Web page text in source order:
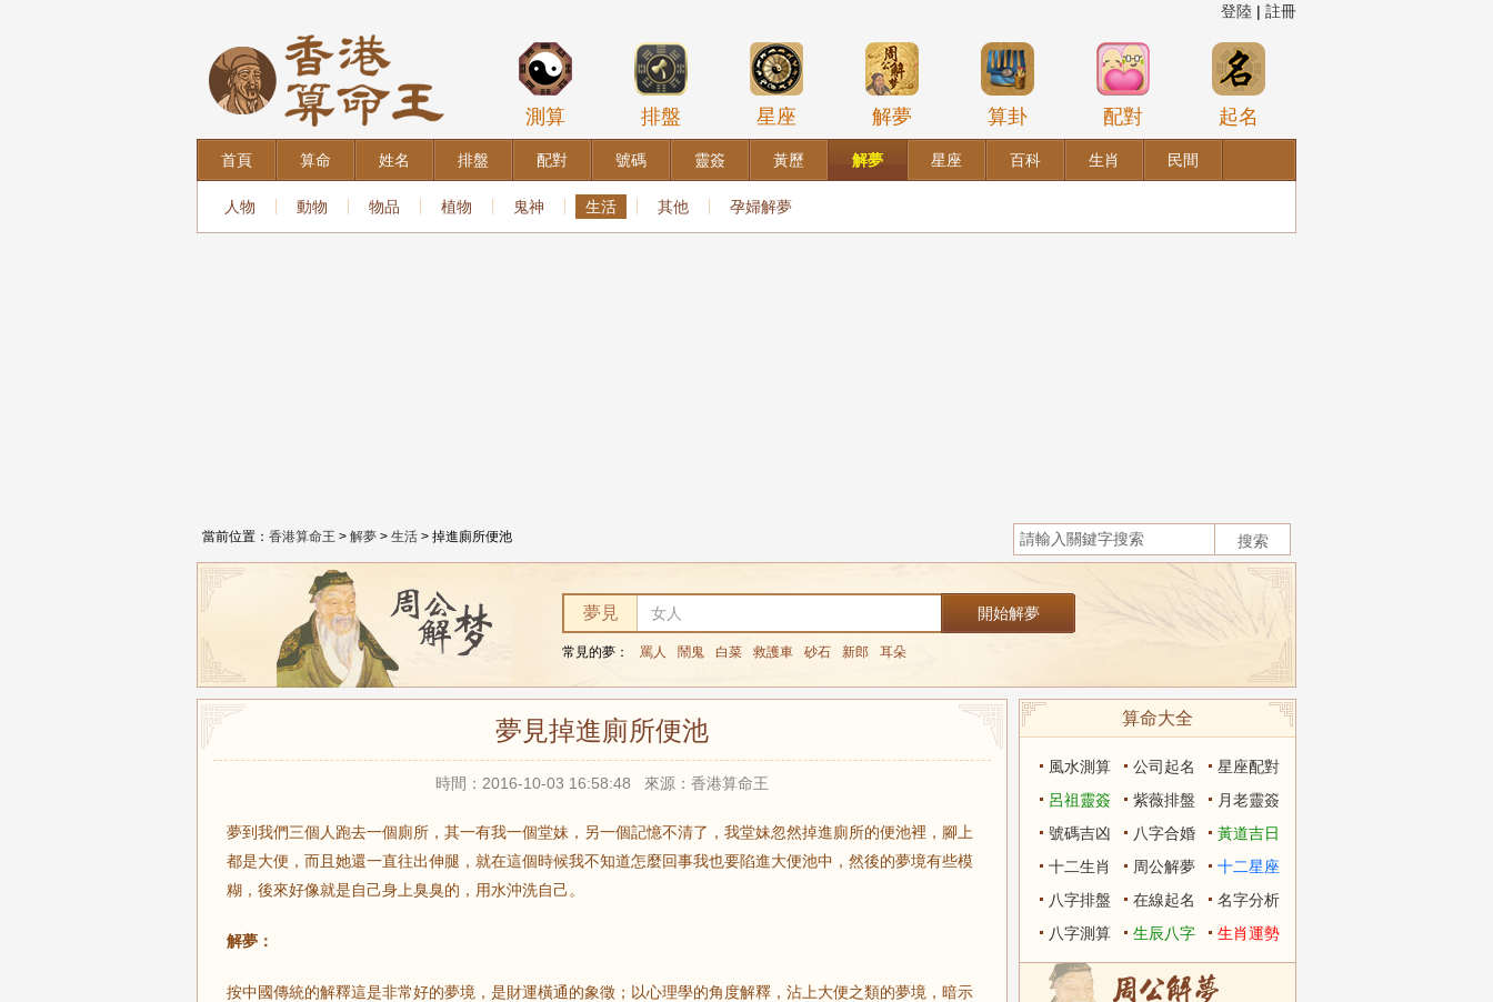
登陸 | 註冊
測算 排盤 星座 解夢 算卦 配對 起名
首頁 算命 姓名 排盤 配對 號碼 靈簽 黃歷 解夢 星座 百科 生肖 民間
人物 動物 物品 植物 鬼神 生活 其他 孕婦解夢
當前位置： 香港算命王 > 解夢 > 生活 > 掉進廁所便池
夢見
常見的夢： 罵人 鬧鬼 白菜 救護車 砂石 新郎 耳朵
夢見掉進廁所便池
時間：2016-10-03 16:58:48 來源：香港算命王
夢到我們三個人跑去一個廁所，其一有我一個堂妹，另一個記憶不清了，我堂妹忽然掉進廁所的便池裡，腳上
都是大便，而且她還一直往出伸腿，就在這個時候我不知道怎麼回事我也要陷進大便池中，然後的夢境有些模
糊，後來好像就是自己身上臭臭的，用水沖洗自己。
解夢：
按中國傳統的解釋這是非常好的夢境，是財運橫通的象徵；以心理學的角度解釋，沾上大便之類的夢境，暗示
算命大全
風水測算 公司起名
星座配對
呂祖靈簽
紫薇排盤
月老靈簽
號碼吉凶
八字合婚
黃道吉日
十二生肖
周公解夢
十二星座
八字排盤
在線起名
名字分析
八字測算
生辰八字 生肖運勢